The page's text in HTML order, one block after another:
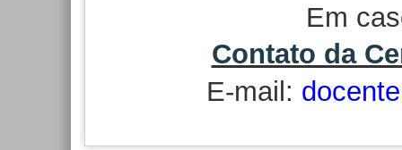
O candidato que
havendo
deverá realizar as
sendo considerado
Em
Contato da
E-mail: